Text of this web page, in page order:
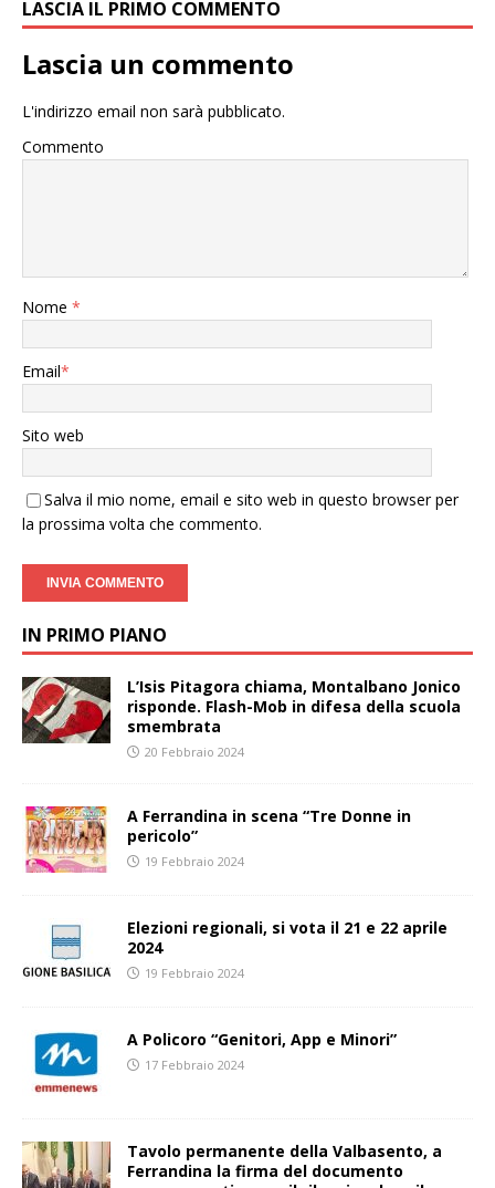
LASCIA IL PRIMO COMMENTO
Lascia un commento
L'indirizzo email non sarà pubblicato.
Commento
Nome *
Email*
Sito web
Salva il mio nome, email e sito web in questo browser per
la prossima volta che commento.
IN PRIMO PIANO
L’Isis Pitagora chiama, Montalbano Jonico
risponde. Flash-Mob in difesa della scuola
smembrata
20 Febbraio 2024
A Ferrandina in scena “Tre Donne in
pericolo”
19 Febbraio 2024
Elezioni regionali, si vota il 21 e 22 aprile
2024
19 Febbraio 2024
A Policoro “Genitori, App e Minori”
17 Febbraio 2024
Tavolo permanente della Valbasento, a
Ferrandina la firma del documento